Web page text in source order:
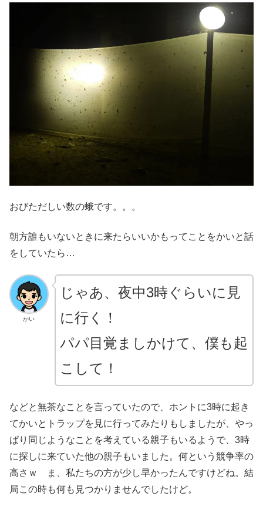
おびただしい数の蛾です。。。
朝方誰もいないときに来たらいいかもってことをかいと話
をしていたら…
かい
じゃあ、夜中3時ぐらいに見
に行く！
パパ目覚ましかけて、僕も起
こして！
などと無茶なことを言っていたので、ホントに3時に起き
てかいとトラップを見に行ってみたりもしましたが、やっ
ぱり同じようなことを考えている親子もいるようで、3時
に探しに来ていた他の親子もいました。何という競争率の
高さｗ ま、私たちの方が少し早かったんですけどね。結
局この時も何も見つかりませんでしたけど。